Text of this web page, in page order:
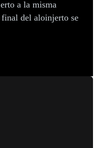
a la misma
del aloinjerto se